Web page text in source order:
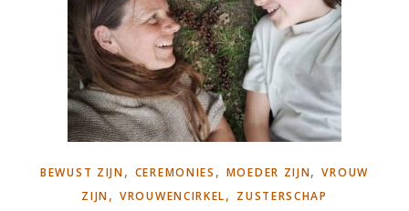
BEWUST ZIJN, CEREMONIES , MOEDER ZIJN,VROUW
ZIJN, VROUWENCIRKEL, ZUSTERSCHAP